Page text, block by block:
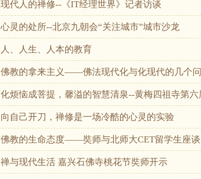
现代人的禅修--《IT经理世界》记者访谈
心灵的处所--北京九朝会“关注城市”城市沙龙
人、人生、人本的教育
佛教的拿来主义——佛法现代化与化现代的几个
化烦恼成菩提，馨溢的智慧清泉--黄梅四祖寺第
向自己开刀，禅修是一场冷酷的心灵的实验
佛教的生命态度——奘师与北师大CET留学生座谈
禅与现代生活 嘉兴石佛寺桃花节奘师开示